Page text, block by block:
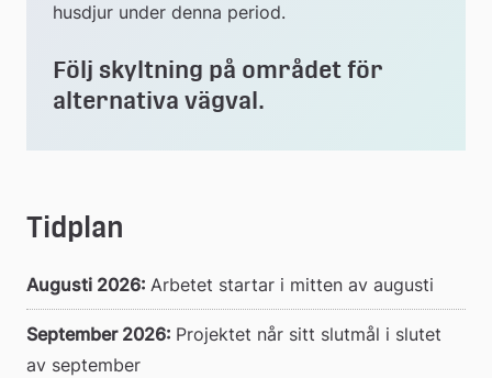
husdjur under denna period.
Följ skyltning på området för
alternativa vägval.
Tidplan
Augusti 2026: Arbetet startar i mitten av augusti
September 2026: Projektet når sitt slutmål i slutet
av september